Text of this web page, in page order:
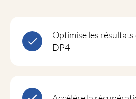
Optimise les
DP4